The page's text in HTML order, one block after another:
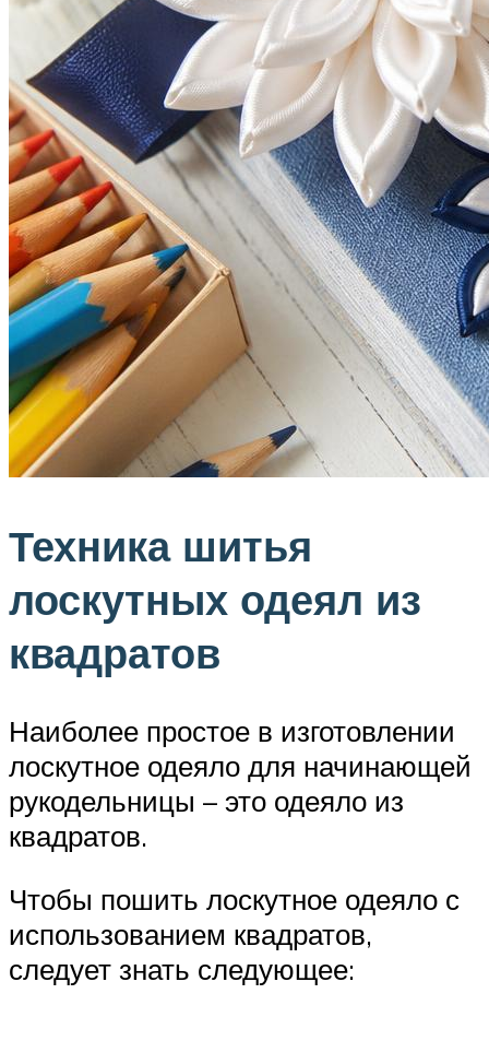
Техника шитья
лоскутных одеял из
квадратов
Наиболее простое в изготовлении
лоскутное одеяло для начинающей
рукодельницы – это одеяло из
квадратов.
Чтобы пошить лоскутное одеяло с
использованием квадратов,
следует знать следующее: